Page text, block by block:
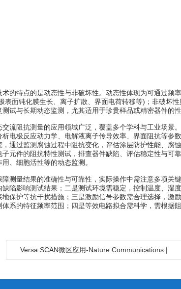
特点的是动态性与非破坏性。动态性体现为可通过频
表面钝化膜生长、离子扩散、界面电荷转移等)；非破坏
测试与长期动态监测，尤其适用于珍贵样品或精密器件的性
阻抗测量的应用领域广泛，覆盖多个学科与工业场景
析电极反应动力学、电解液离子传导效率、界面阻抗等参
，通过监测腐蚀过程中阻抗变化，评估涂层防护性能、腐
子元件的阻抗特性测试，排查器件缺陷、评估稳定性与可
、细胞活性等的动态监测。
量结果的准确性与可靠性，实际操作中需注意多项关
缺陷影响测试结果；二是测试环境需稳定，控制温度、湿
地保护等抗干扰措施；三是激励信号参数需合理选择，激
体系的特征频率范围；四是等效电路拟合需科学，需根据
Versa SCAN微区应用-Nature Communications |